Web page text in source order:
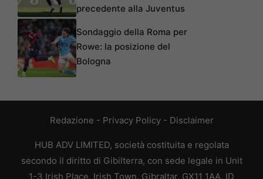
precedente alla Juventus
Sondaggio della Roma per
Rowe: la posizione del
Bologna
Redazione - Privacy Policy- Disclaimer
HUB ADV LIMITED, società costituita e regolata
secondo il diritto di Gibilterra, con sede legale in Unit
1-3 Irish Place, Irish Town, Gibraltar, GX11 1AA, ID